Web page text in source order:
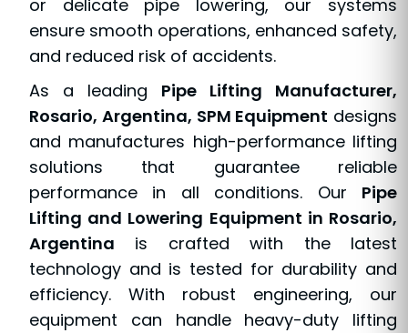
or delicate pipe lowering, our systems
ensure smooth operations, enhanced safety,
and reduced risk of accidents.
As a leading Pipe Lifting Manufacturer,
Rosario, Argentina, SPM Equipment designs
and manufactures high-performance lifting
solutions that guarantee reliable
performance in all conditions. Our Pipe
Lifting and Lowering Equipment in Rosario,
Argentina is crafted with the latest
technology and is tested for durability and
efficiency. With robust engineering, our
equipment can handle heavy-duty lifting